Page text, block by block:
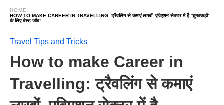
HOME
HOW TO MAKE CAREER IN TRAVELLING: ट्रैवलिंग से कमाएं लाखों, एविएशन सेक्टर में है ‘घुमक्कड़ों’
के लिए बेस्ट जॉब!
Travel Tips and Tricks
How to make Career in
Travelling: ट्रैवलिंग से कमाएं